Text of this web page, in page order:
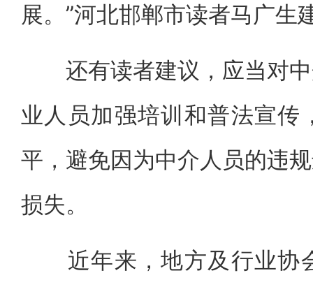
展。”河北邯郸市读者马广生
还有读者建议，应当对中
业人员加强培训和普法宣传
平，避免因为中介人员的违
损失。
近年来，地方及行业协